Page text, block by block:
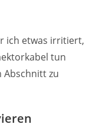
ich etwas irritiert,
tun
Abschnitt zu